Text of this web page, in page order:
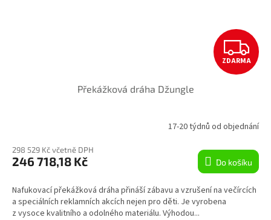
Z
D
R
M
A
ZDARMA
Překážková dráha Džungle
17-20 týdnů od objednání
298 529 Kč včetně DPH
246 718,18 Kč Do košíku
Nafukovací překážková dráha přináší zábavu a vzrušení na večírcích
a speciálních reklamních akcích nejen pro děti. Je vyrobena
z vysoce kvalitního a odolného materiálu. Výhodou...